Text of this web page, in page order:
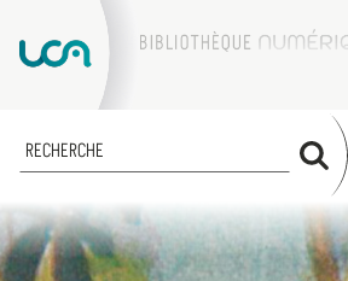
ACCUEIL
COLLECTIONS
FACTUMS